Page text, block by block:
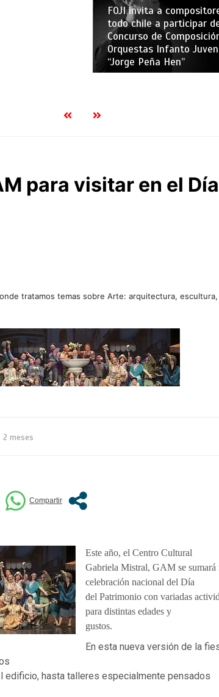
FOJI invita a
todo chile a participar
Concurso de
Orquestas Infanto
“Jorge Peña Hen”
para visitar en el
tratamos temas sobre Arte: arquitectura,
2 meses
Este año, el Centro Cultural
Gabriela Mistral, GAM se sumará
celebración nacional del Día
del Patrimonio con variadas
para distintas edades y
gustos.
En esta nueva versión de la
edificio, hasta talleres especialmente pensados